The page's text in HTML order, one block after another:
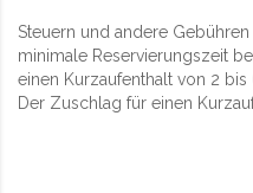
Steuern und andere
minimale Reservierungszeit
einen Kurzaufenthalt von 2
Der Zuschlag für einen